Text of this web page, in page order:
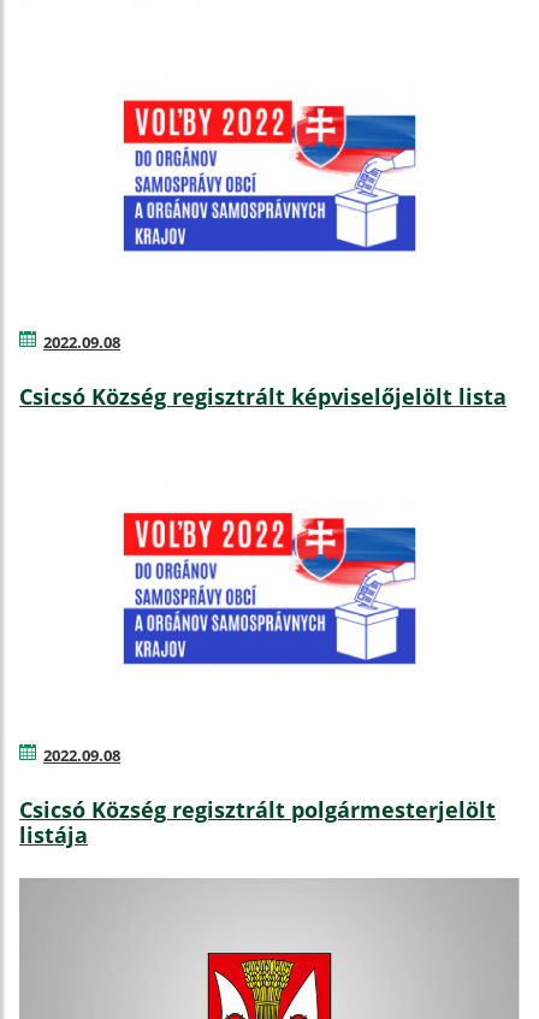
2022.09.08
Csicsó Község regisztrált képviselőjelölt lista
2022.09.08
Csicsó Község regisztrált polgármesterjelölt
listája